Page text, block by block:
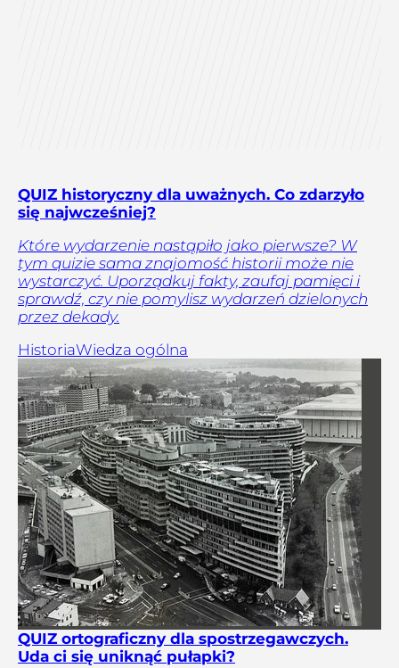
QUIZ historyczny dla uważnych. Co zdarzyło
się najwcześniej?
Które wydarzenie nastąpiło jako pierwsze? W
tym quizie sama znajomość historii może nie
wystarczyć. Uporządkuj fakty, zaufaj pamięci i
sprawdź, czy nie pomylisz wydarzeń dzielonych
przez dekady.
HistoriaWiedza ogólna
QUIZ ortograficzny dla spostrzegawczych.
Uda ci się uniknąć pułapki?